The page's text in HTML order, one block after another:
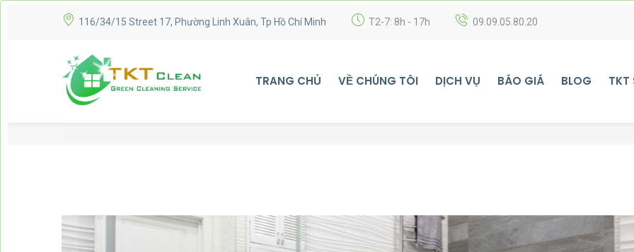
116/34/15 Street 17, Phường Linh Xuân, Tp Hồ Chí Minh T2-7: 8h - 17h 09.09.05.80.20
TRANG CHỦ VỀ CHÚNG TÔI DỊCH VỤ BÁO GIÁ BLOG TKT